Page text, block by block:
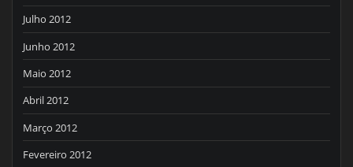
Julho 2012
Junho 2012
Maio 2012
Abril 2012
Março 2012
Fevereiro 2012